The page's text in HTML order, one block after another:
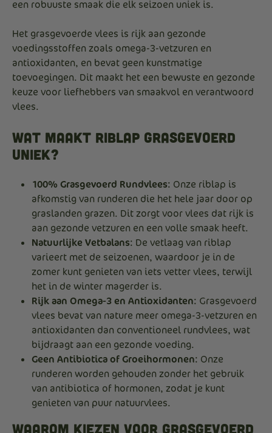
een robuuste smaak die elk seizoen uniek is.
Het grasgevoerde vlees is rijk aan gezonde
voedingsstoffen zoals omega-3-vetzuren en
antioxidanten, en bevat geen kunstmatige
toevoegingen. Dit maakt het een bewuste en gezonde
keuze voor liefhebbers van smaakvol en verantwoord
vlees.
Wat Maakt Riblap Grasgevoerd
Uniek?
100% Grasgevoerd Rundvlees: Onze riblap is
afkomstig van runderen die het hele jaar door op
graslanden grazen. Dit zorgt voor vlees dat rijk is
aan gezonde vetzuren en een volle smaak heeft.
Natuurlijke Vetbalans: De vetlaag van riblap
varieert met de seizoenen, waardoor je in de
zomer kunt genieten van iets vetter vlees, terwijl
het in de winter magerder is.
Rijk aan Omega-3 en Antioxidanten: Grasgevoerd
vlees bevat van nature meer omega-3-vetzuren en
antioxidanten dan conventioneel rundvlees, wat
bijdraagt aan een gezonde voeding.
Geen Antibiotica of Groeihormonen: Onze
runderen worden gehouden zonder het gebruik
van antibiotica of hormonen, zodat je kunt
genieten van puur natuurvlees.
Waarom Kiezen voor Grasgevoerd